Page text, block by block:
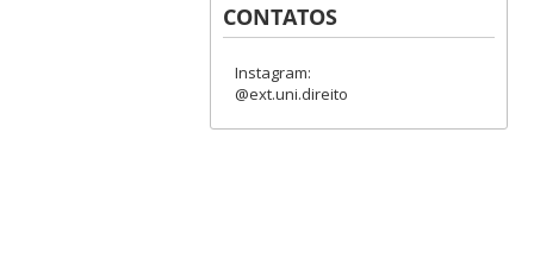
CONTATOS
Instagram:
@ext.uni.direito